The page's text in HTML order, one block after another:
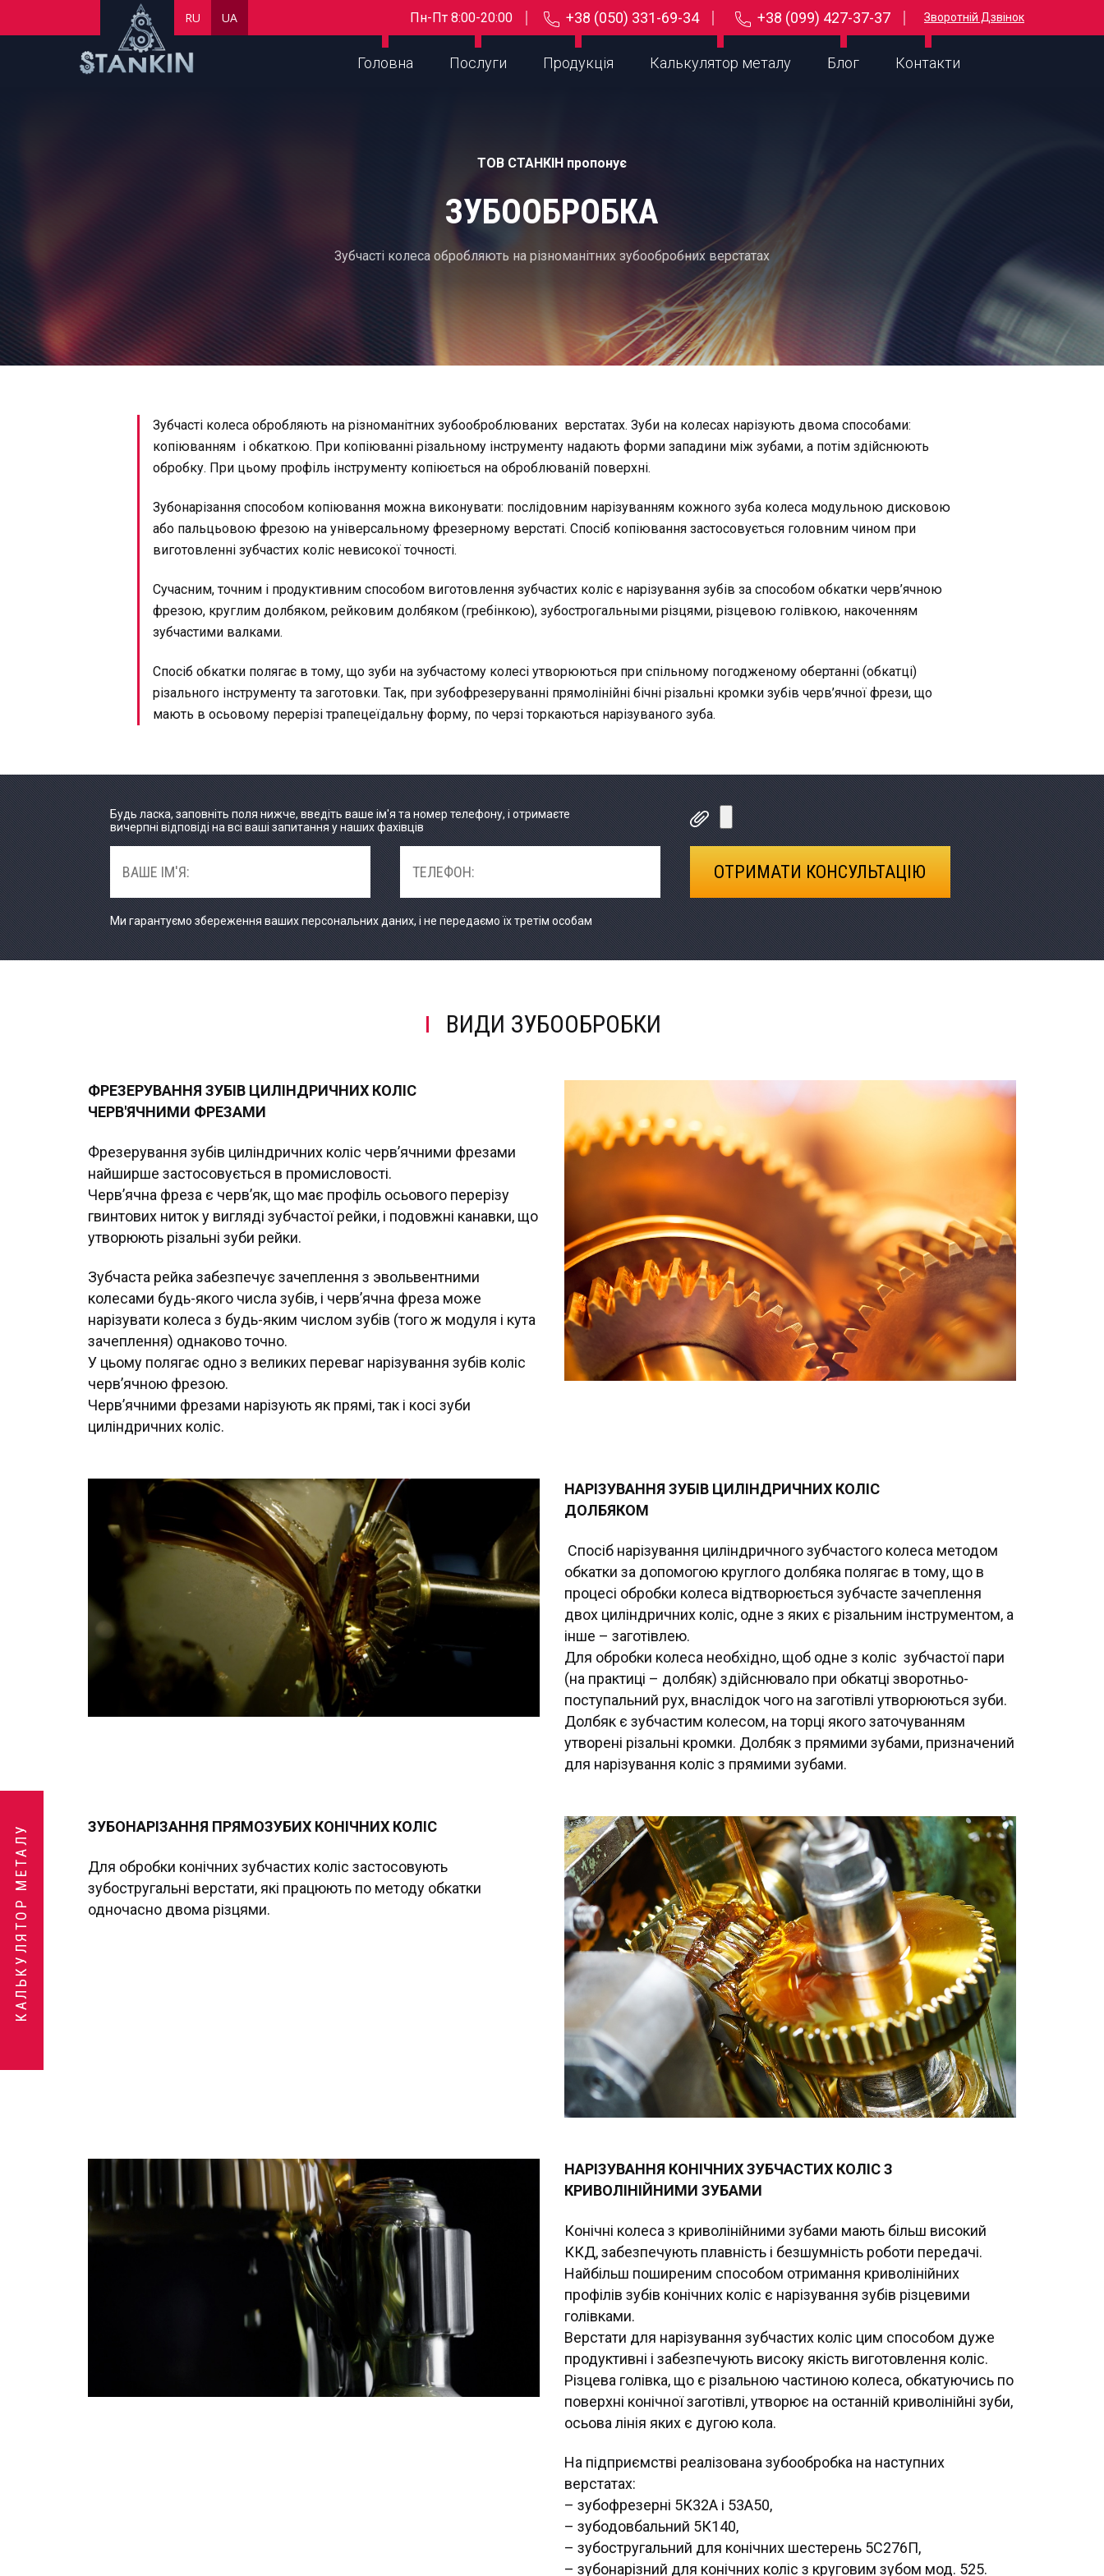
UA
RU Пн-Пт 8:00-20:00 +38 (050) 331-69-34 +38 (099) 427-37-37 Зворотній Дзвінок
Головна Послуги Продукція Калькулятор металу Блог Контакти
ТОВ СТАНКІН пропонує
ЗУБООБРОБКА
Зубчасті колеса обробляють на різноманітних зубообробних верстатах
Зубчасті колеса обробляють на різноманітних зубооброблюваних верстатах. Зуби на колесах нарізують двома способами:
копіюванням і обкаткою. При копіюванні різальному інструменту надають форми западини між зубами, а потім здійснюють
обробку. При цьому профіль інструменту копіюється на оброблюваній поверхні.
Зубонарізання способом копіювання можна виконувати: послідовним нарізуванням кожного зуба колеса модульною дисковою
або пальцьовою фрезою на універсальному фрезерному верстаті. Спосіб копіювання застосовується головним чином при
виготовленні зубчастих коліс невисокої точності.
Сучасним, точним і продуктивним способом виготовлення зубчастих коліс є нарізування зубів за способом обкатки черв’ячною
фрезою, круглим долбяком, рейковим долбяком (гребінкою), зубострогальными різцями, різцевою голівкою, накоченням
зубчастими валками.
Спосіб обкатки полягає в тому, що зуби на зубчастому колесі утворюються при спільному погодженому обертанні (обкатці)
різального інструменту та заготовки. Так, при зубофрезеруванні прямолінійні бічні різальні кромки зубів черв’ячної фрези, що
мають в осьовому перерізі трапецеїдальну форму, по черзі торкаються нарізуваного зуба.
Будь ласка, заповніть поля нижче, введіть ваше ім'я та номер телефону, і отримаєте
вичерпні відповіді на всі ваші запитання у наших фахівців
Ми гарантуємо збереження ваших персональних даних, і не передаємо їх третім особам
ВИДИ ЗУБООБРОБКИ
ФРЕЗЕРУВАННЯ ЗУБІВ ЦИЛІНДРИЧНИХ КОЛІС
ЧЕРВ'ЯЧНИМИ ФРЕЗАМИ
Фрезерування зубів циліндричних коліс черв’ячними фрезами
найширше застосовується в промисловості.
Черв’ячна фреза є черв’як, що має профіль осьового перерізу
гвинтових ниток у вигляді зубчастої рейки, і подовжні канавки, що
утворюють різальні зуби рейки.
Зубчаста рейка забезпечує зачеплення з эвольвентними
колесами будь-якого числа зубів, і черв’ячна фреза може
нарізувати колеса з будь-яким числом зубів (того ж модуля і кута
зачеплення) однаково точно.
У цьому полягає одно з великих переваг нарізування зубів коліс
черв’ячною фрезою.
Черв’ячними фрезами нарізують як прямі, так і косі зуби
циліндричних коліс.
НАРІЗУВАННЯ ЗУБІВ ЦИЛІНДРИЧНИХ КОЛІС
ДОЛБЯКОМ
Спосіб нарізування циліндричного зубчастого колеса методом
обкатки за допомогою круглого долбяка полягає в тому, що в
процесі обробки колеса відтворюється зубчасте зачеплення
двох циліндричних коліс, одне з яких є різальним інструментом, а
інше – заготівлею.
Для обробки колеса необхідно, щоб одне з коліс зубчастої пари
(на практиці – долбяк) здійснювало при обкатці зворотньо-
поступальний рух, внаслідок чого на заготівлі утворюються зуби.
Долбяк є зубчастим колесом, на торці якого заточуванням
утворені різальні кромки. Долбяк з прямими зубами, призначений
для нарізування коліс з прямими зубами.
ЗУБОНАРІЗАННЯ ПРЯМОЗУБИХ КОНІЧНИХ КОЛІС
Для обробки конічних зубчастих коліс застосовують
зубостругальні верстати, які працюють по методу обкатки
одночасно двома різцями.
НАРІЗУВАННЯ КОНІЧНИХ ЗУБЧАСТИХ КОЛІС З
КРИВОЛІНІЙНИМИ ЗУБАМИ
Конічні колеса з криволінійними зубами мають більш високий
ККД, забезпечують плавність і безшумність роботи передачі.
Найбільш поширеним способом отримання криволінійних
профілів зубів конічних коліс є нарізування зубів різцевими
голівками.
Верстати для нарізування зубчастих коліс цим способом дуже
продуктивні і забезпечують високу якість виготовлення коліс.
Різцева голівка, що є різальною частиною колеса, обкатуючись по
поверхні конічної заготівлі, утворює на останній криволінійні зуби,
осьова лінія яких є дугою кола.
На підприємстві реалізована зубообробка на наступних
верстатах:
– зубофрезерні 5К32А і 53А50,
– зубодовбальний 5К140,
– зубостругальний для конічних шестерень 5С276П,
– зубонарізний для конічних коліс з круговим зубом мод. 525.
КАЛЬКУЛЯТОР МЕТАЛУ